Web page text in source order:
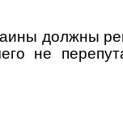
должны
не